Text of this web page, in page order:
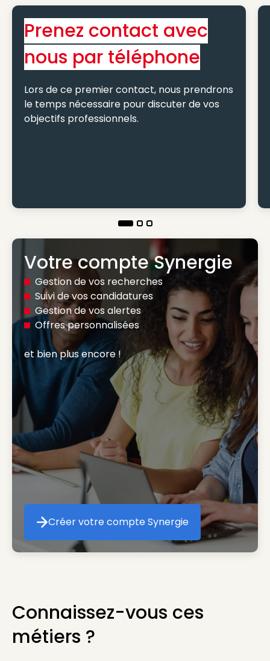
Prenez contact avec
nous par téléphone
Lors de ce premier contact, nous prendrons
le temps nécessaire pour discuter de vos
objectifs professionnels.
Votre compte Synergie
Gestion de vos recherches
Suivi de vos candidatures
Gestion de vos alertes
Offres personnalisées
et bien plus encore !
Créer votre compte Synergie
Créer votre compte Synergie
Connaissez-vous ces
métiers ?